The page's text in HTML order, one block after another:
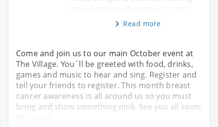
Read more
Come and join us to our main October event at
The Village. You´ll be greeted with food, drinks,
games and music to hear and sing. Register and
tell your friends to register. This month breast
cancer awareness is all around us so you must
bring and show something pink. See you all soon,